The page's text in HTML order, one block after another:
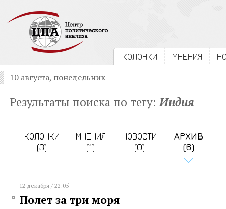
КОЛОНКИ МНЕНИЯ
10 августа, понедельник
Результаты поиска по тегу:Индия
КОЛОНКИ
(3)
МНЕНИЯ
(1)
НОВОСТИ
(0)
АРХИВ
(6)
12 декабря / 22:05
Полет за три моря